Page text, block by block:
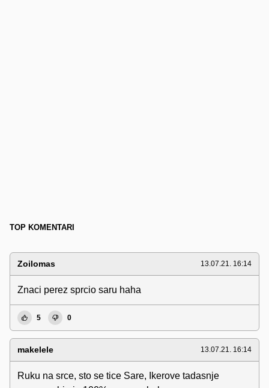
TOP KOMENTARI
Zoilomas 13.07.21. 16:14
Znaci perez sprcio saru haha
5 0
makelele 13.07.21. 16:14
Ruku na srce, sto se tice Sare, Ikerove tadasnje